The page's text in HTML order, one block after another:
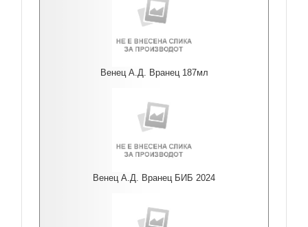
Венец А.Д. Вранец 187мл
Венец А.Д. Вранец БИБ 2024